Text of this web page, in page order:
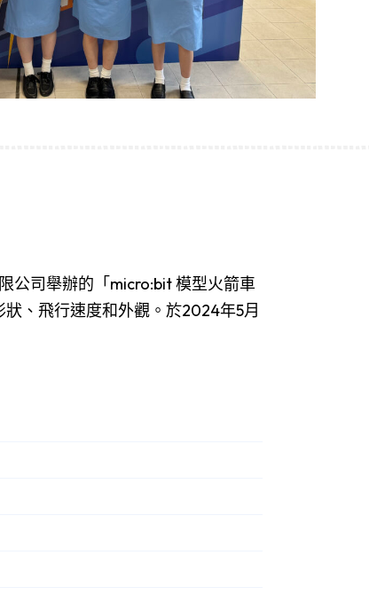
公司舉辦的「micro:bit 模型火箭車
、飛行速度和外觀。於2024年5月